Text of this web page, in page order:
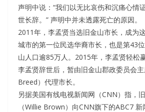
声明中说：“我们以无比哀伤和沉痛心情
世长辞。” 声明中并未透露死亡的原因。
2011年，李孟贤当选旧金山市长，成为
城市的第一位民选华裔市长，也是第43
山人口逾85万人。2015年，李孟贤轻松
李孟贤辞世后，暂由旧金山郡政委员会
Breed）代理市长。
另据美国有线电视新闻网（CNN）指，
（Willie Brown）向CNN旗下的ABC7